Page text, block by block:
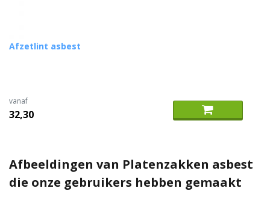
Afzetlint asbest
vanaf
32,30
Afbeeldingen van Platenzakken asbest
die onze gebruikers hebben gemaakt